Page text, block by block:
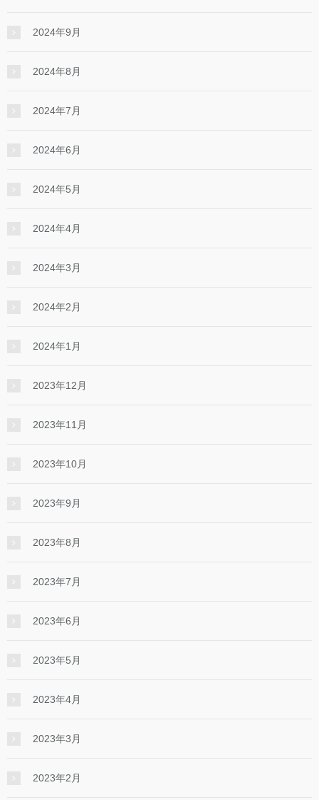
2024年9月
2024年8月
2024年7月
2024年6月
2024年5月
2024年4月
2024年3月
2024年2月
2024年1月
2023年12月
2023年11月
2023年10月
2023年9月
2023年8月
2023年7月
2023年6月
2023年5月
2023年4月
2023年3月
2023年2月